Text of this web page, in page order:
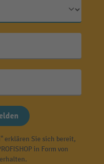
erklären Sie sich bereit,
in Form von